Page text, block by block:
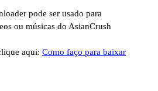
pode ser usado para
ou músicas do AsianCrush
aqui: Como faço para baixar